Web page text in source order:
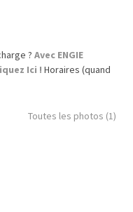
? Avec ENGIE
Ici ! Horaires (quand
Toutes les photos (1)